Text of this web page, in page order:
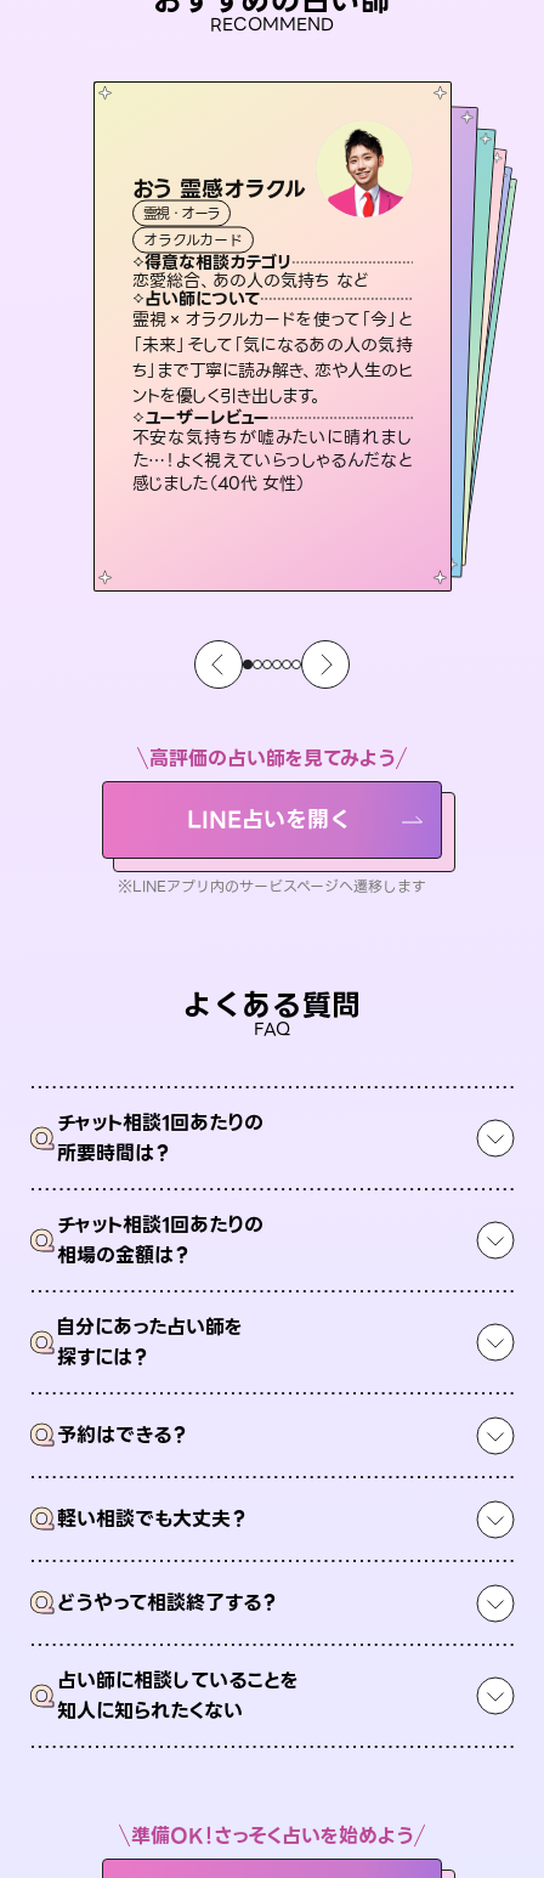
RECOMMEND
おう 霊感オラクル
霊視・オーラ
オラクルカード
得意な相談カテゴリ
恋愛総合、あの人の気持ち など
占い師について
霊視×オラクルカードを使って「今」と
「未来」そして「気になるあの人の気持
ち」まで丁寧に読み解き、恋や人生のヒ
ントを優しく引き出します。
ユーザーレビュー
不安な気持ちが嘘みたいに晴れまし
た…！よく視えていらっしゃるんだなと
感じました（40代 女性）
アイリス -iris-
西洋占星術
ルーン
得意な相談カテゴリ
恋愛総合、片想い、二人の未来 など
占い師について
復縁、恋愛、不倫の行方、同性愛や片
思い、仕事関係や借金問題まで知りた
いことや心の負担になっていることを
紐解き、背中をそっと押して導きます。
ユーザーレビュー
安心感のあり、言い切ってくれる所や濁
さない鑑定のおかげで、毎回自分の気
持ちを整えられます（30代 男性）
彗望
霊視・オーラ
スピリチュアル・リーディング
得意な相談カテゴリ
片想い、あの人の気持ち、復縁 など
占い師について
3,700年以上の歴史を持つ東洋最古の
占術「易占」で詳細まで占い、幸せへ向
かう道筋を示します。厳しい結果にも具
体的な対策をお伝えします。
ユーザーレビュー
複雑な背景もしっかり聞いて鑑定して
いただけました。気持ちが楽になりまし
た（50代 女性）
とうげんみう
霊視・オーラ
スピリチュアル・リーディング
得意な相談カテゴリ
片想い、あの人の気持ち、復縁 など
占い師について
恋愛のお悩みの中でも特に「曖昧な関係」の相談を得意としており、友達以上恋人未満なお相手との今後や本音を丁寧に読み解き恋愛成就へと導きます。
ユーザーレビュー
鑑定していただいてアドバイス通りに行
動すると仲が復活してきました。ありが
とうございました（40代 女性）
未来視師＊花
スピリチュアル・リーディング
得意な相談カテゴリ
出逢い、片想い、復縁 など
占い師について
未来には何パターンもの選択肢があり
ます。不安で視えにくくなっているあな
たの素敵な未来を見つけ、その未来を
選択できるようアドバイスします。
ユーザーレビュー
職場の人の性質や人間関係、本心など
本当によく視えていてびっくり。対策が
打てて前向きになれます（40代）
霊視・オーラ タロット
スピリチュアル・リーディング
得意な相談カテゴリ
片想い、二人の未来、年の差 など
占い師について
連絡再開、復縁、成就などの報告実績
多数。セラピストとして2万超の施術経
験があるからこそできる鑑定で、より良
い未来をサポートします。
ユーザーレビュー
とても心温まる鑑定でした。しかもこち
らは何も言っていないのに視えていらっ
しゃるんだなと驚きです（30代女性）
高評価の占い師を見てみよう
LINE占いを開く
※LINEアプリ内のサービスページへ遷移します
よくある質問
FAQ
Qチャット相談1回あたりの
所要時間は？
Qチャット相談1回あたりの
相場の金額は？
Q自分にあった占い師を
探すには？
Q予約はできる？
Q軽い相談でも大丈夫？
Qどうやって相談終了する？
Q占い師に相談していることを
知人に知られたくない
準備OK！さっそく占いを始めよう